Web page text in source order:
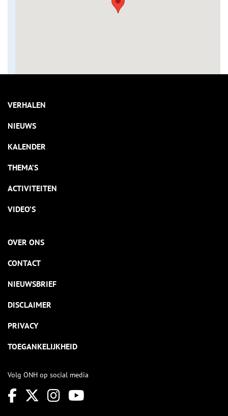
VERHALEN
NIEUWS
KALENDER
THEMA’S
ACTIVITEITEN
VIDEO’S
OVER ONS
CONTACT
NIEUWSBRIEF
DISCLAIMER
PRIVACY
TOEGANKELIJKHEID
Volg ONH op social media